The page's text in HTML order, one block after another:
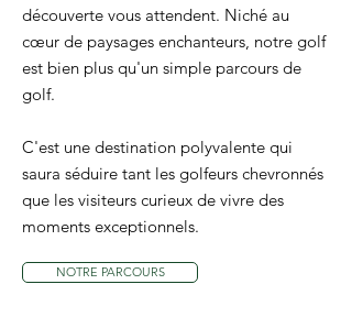
découverte vous attendent. Niché au
cœur de paysages enchanteurs, notre golf
est bien plus qu'un simple parcours de
golf.
C'est une destination polyvalente qui
saura séduire tant les golfeurs chevronnés
que les visiteurs curieux de vivre des
moments exceptionnels.
NOTRE PARCOURS